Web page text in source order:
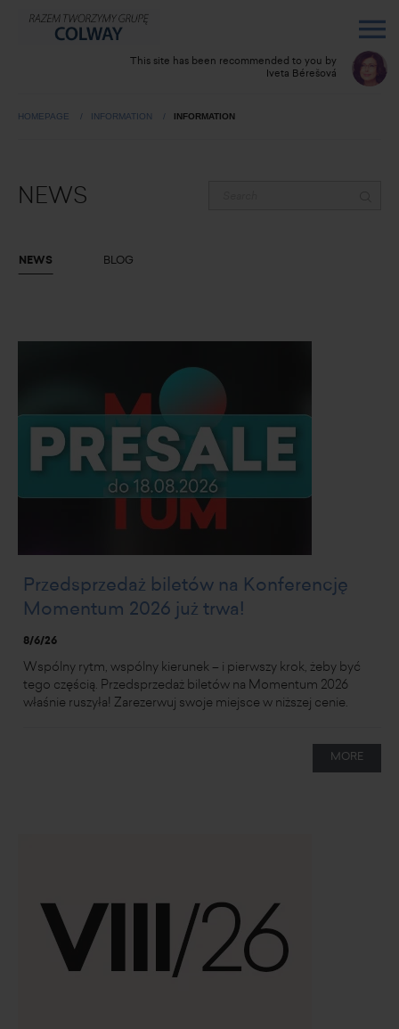
This site has been recommended to you by
Iveta Bérešová
HOMEPAGE INFORMATION INFORMATION
NEWS
NEWS BLOG
Przedsprzedaż biletów na Konferencję
Momentum 2026 już trwa!
8/6/26
Wspólny rytm, wspólny kierunek – i pierwszy krok, żeby być
tego częścią. Przedsprzedaż biletów na Momentum 2026
właśnie ruszyła! Zarezerwuj swoje miejsce w niższej cenie.
MORE